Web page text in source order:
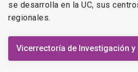
se desarrolla en la UC, sus
regionales.
Vicerrectoría de Investigación y